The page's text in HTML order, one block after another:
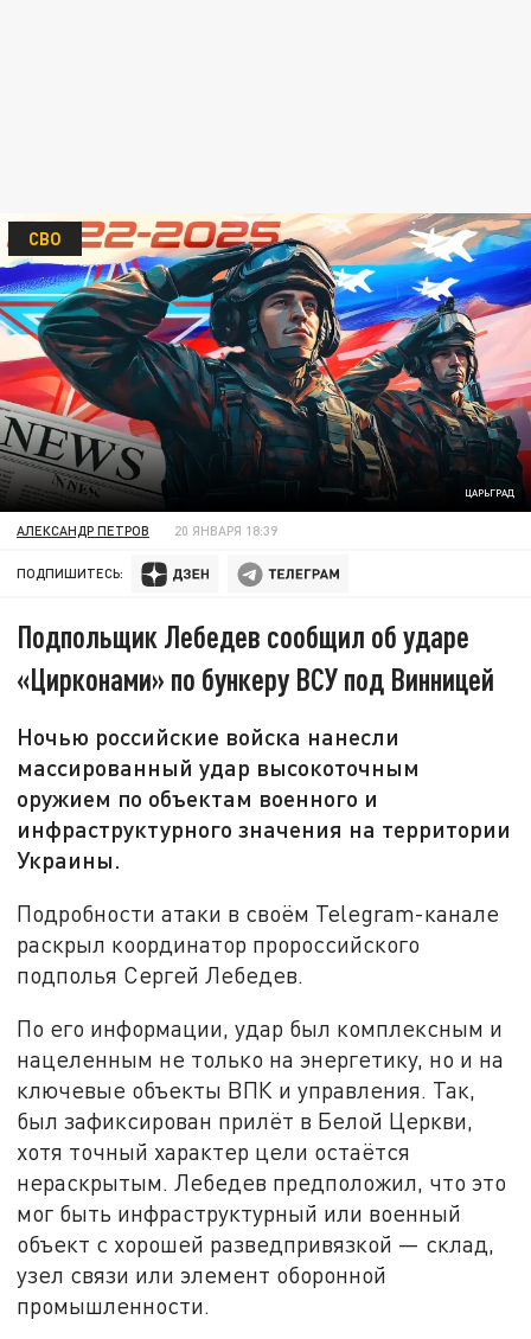
ЦАРЬГРАД
СВО
АЛЕКСАНДР ПЕТРОВ 20 ЯНВАРЯ 18:39
ПОДПИШИТЕСЬ:
Подпольщик Лебедев сообщил об ударе
«Цирконами» по бункеру ВСУ под Винницей
Ночью российские войска нанесли
массированный удар высокоточным
оружием по объектам военного и
инфраструктурного значения на территории
Украины.
Подробности атаки в своём Telegram-канале
раскрыл координатор пророссийского
подполья Сергей Лебедев.
По его информации, удар был комплексным и
нацеленным не только на энергетику, но и на
ключевые объекты ВПК и управления. Так,
был зафиксирован прилёт в Белой Церкви,
хотя точный характер цели остаётся
нераскрытым. Лебедев предположил, что это
мог быть инфраструктурный или военный
объект с хорошей разведпривязкой — склад,
узел связи или элемент оборонной
промышленности.